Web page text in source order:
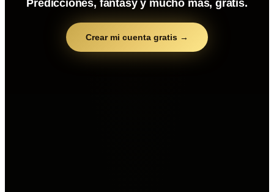
Predicciones, fantasy y mucho más, gratis.
Crear mi cuenta gratis →